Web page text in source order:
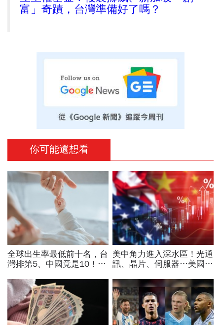
富」奇蹟，台灣準備好了嗎？
你可能還想看
全球出生率最低前十名，台
灣排第5、中國竟是10！亞
經濟壓力成天然避孕藥？
美中角力進入深水區！光通
訊、晶片、伺服器…美國制
「這類人」處境危險又困難